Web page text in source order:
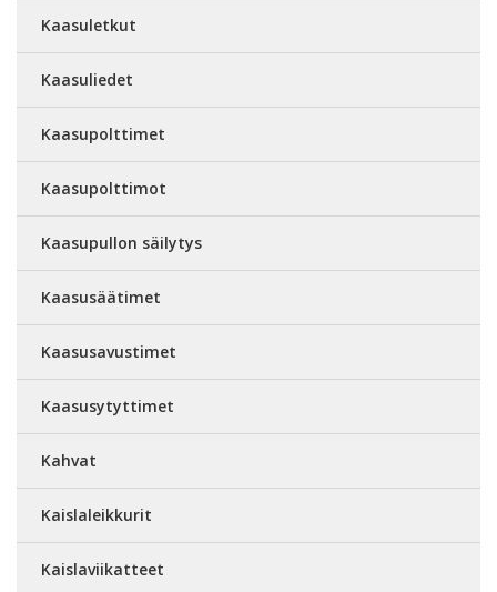
Kaasuletkut
Kaasuliedet
Kaasupolttimet
Kaasupolttimot
Kaasupullon säilytys
Kaasusäätimet
Kaasusavustimet
Kaasusytyttimet
Kahvat
Kaislaleikkurit
Kaislaviikatteet